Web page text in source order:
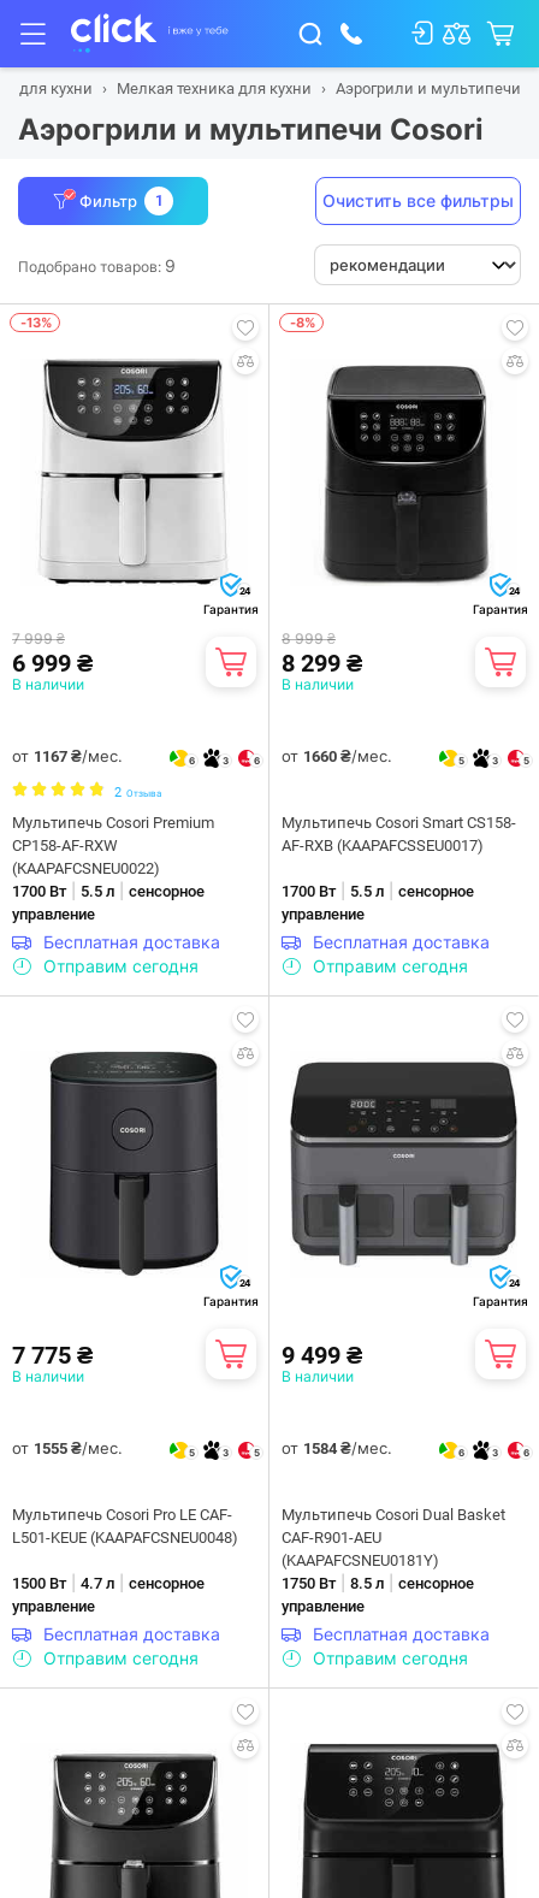
для кухни Мелкая техника для кухни Аэрогрили и мультипечи
Аэрогрили и мультипечи Cosori
Фильтр 1 Очистить все фильтры
Подобрано товаров: 9
-13%
24
Гарантия
7 999 ₴
6 999 ₴
В наличии
от 1167 ₴/мес. 6 3 6
2 Отзыва
Мультипечь Cosori Premium
CP158-AF-RXW
(КAAPAFCSNEU0022)
1700 Вт| 5.5 л
сенсорное
управление
Бесплатная доставка
Отправим сегодня
-8%
24
Гарантия
8 999 ₴
8 299 ₴
В наличии
от 1660 ₴/мес. 5 3 5
Мультипечь Cosori Smart CS158-
AF-RXB (KAAPAFCSSEU0017)
1700 Вт| 5.5 л
сенсорное
управление
Бесплатная доставка
Отправим сегодня
24
Гарантия
7 775 ₴
В наличии
от 1555 ₴/мес. 5 3 5
Мультипечь Cosori Pro LE CAF-
L501-KEUE (KAAPAFCSNEU0048)
1500 Вт| 4.7 л
сенсорное
управление
Бесплатная доставка
Отправим сегодня
24
Гарантия
9 499 ₴
В наличии
от 1584 ₴/мес. 6 3 6
Мультипечь Cosori Dual Basket
CAF-R901-AEU
(KAAPAFCSNEU0181Y)
1750 Вт| 8.5 л
сенсорное
управление
Бесплатная доставка
Отправим сегодня